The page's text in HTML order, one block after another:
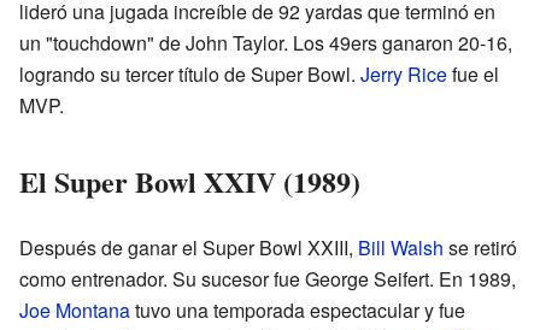
lideró una jugada increíble de 92 yardas que terminó en
un "touchdown" de John Taylor. Los 49ers ganaron 20-16,
logrando su tercer título de Super Bowl. Jerry Ricefue el
MVP.
El Super Bowl XXIV (1989)
Después de ganar el Super Bowl XXIII, Bill Walsh se retiró
como entrenador. Su sucesor fue George Seifert. En 1989,
Joe Montanatuvo una temporada espectacular y fue